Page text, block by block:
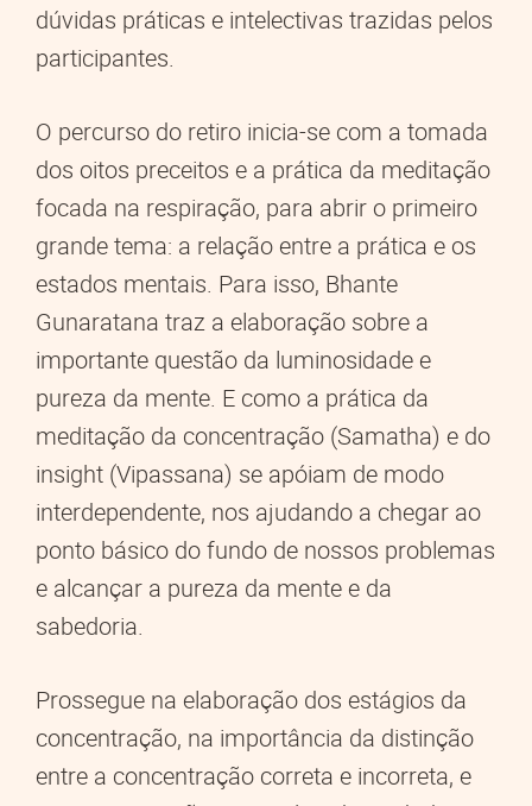
dúvidas práticas e intelectivas trazidas pelos
participantes.
O percurso do retiro inicia-se com a tomada
dos oitos preceitos e a prática da meditação
focada na respiração, para abrir o primeiro
grande tema: a relação entre a prática e os
estados mentais. Para isso, Bhante
Gunaratana traz a elaboração sobre a
importante questão da luminosidade e
pureza da mente. E como a prática da
meditação da concentração (Samatha) e do
insight (Vipassana) se apóiam de modo
interdependente, nos ajudando a chegar ao
ponto básico do fundo de nossos problemas
e alcançar a pureza da mente e da
sabedoria.
Prossegue na elaboração dos estágios da
concentração, na importância da distinção
entre a concentração correta e incorreta, e